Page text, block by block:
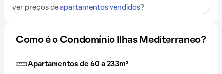
ver preços de apartamentos vendidos?
Como é o Condomínio Ilhas Mediterraneo?
Apartamentos de 60 a 233m²